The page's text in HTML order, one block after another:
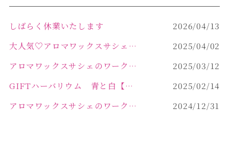
しばらく休業いたします
2026/04/13
大人気♡アロマワックスサシェ作り
2025/04/02
アロマワックスサシェのワークショップinPOLA中込原店 VOL.2
2025/03/12
GIFTハーバリウム 青と白【佐久市 ハーバリウム ギフト】
2025/02/14
アロマワックスサシェのワークショップinPOLA中込原店ご報告【佐久市 キャンドル サシェ】
2024/12/31